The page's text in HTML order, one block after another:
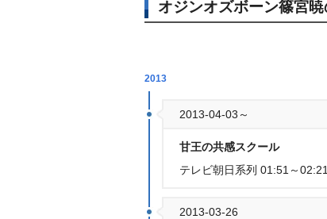
オジンオズボーン篠宮
2013
2013-04-03～
甘王の共感スクール
テレビ朝日系列 01:51～02:21
2013-03-26